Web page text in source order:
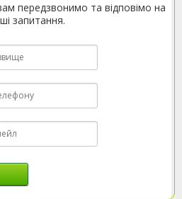
передзвонимо та відповімо на
запитання.